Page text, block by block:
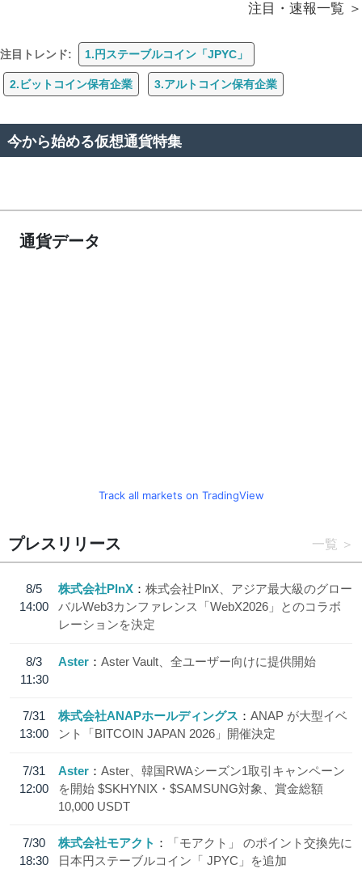
注目・速報一覧
注目トレンド: 1.円ステーブルコイン「JPYC」
2.ビットコイン保有企業 3.アルトコイン保有企業
今から始める仮想通貨特集
通貨データ
Track all markets on TradingView
プレスリリース 一覧
8/5
14:00
株式会社PlnX
株式会社PlnX、アジア最大級のグロー
バルWeb3カンファレンス「WebX2026」とのコラボ
レーションを決定
8/3
11:30
Aster Aster Vault、全ユーザー向けに提供開始
7/31
13:00
株式会社ANAPホールディングス
ANAP が大型イベ
ント「BITCOIN JAPAN 2026」開催決定
7/31
12:00
Aster
Aster、韓国RWAシーズン1取引キャンペーン
を開始 $SKHYNIX・$SAMSUNG対象、賞金総額
10,000 USDT
7/30
18:30
株式会社モアクト
「モアクト」 のポイント交換先に
日本円ステーブルコイン「 JPYC」を追加